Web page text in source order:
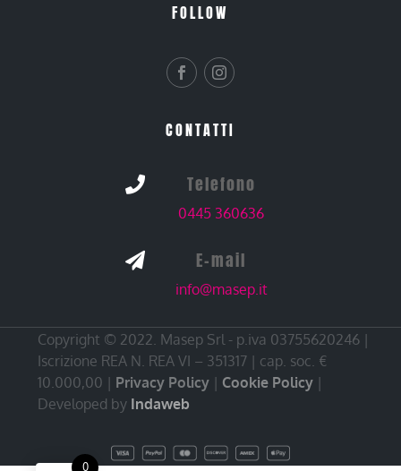
FOLLOW
CONTATTI
 Telefono
0445 360636
 E-mail
info@masep.it
Copyright © 2022. Masep Srl - p.iva 03755620246 |
Iscrizione REA N. REA VI – 351317 | cap. soc. €
10.000,00 | Privacy Policy | Cookie Policy |
Developed by Indaweb
0